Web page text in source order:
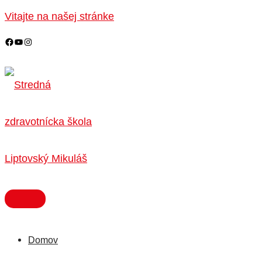
na
obsah
Vitajte na našej stránke
MENU
Domov